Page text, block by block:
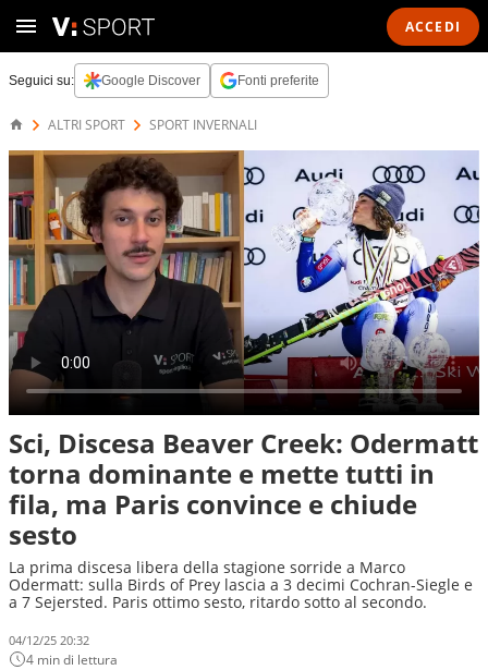
ACCEDI
Seguici su: Google Discover Fonti preferite
ALTRI SPORT SPORT INVERNALI
Sci, Discesa Beaver Creek: Odermatt
torna dominante e mette tutti in
fila, ma Paris convince e chiude
sesto
La prima discesa libera della stagione sorride a Marco
Odermatt: sulla Birds of Prey lascia a 3 decimi Cochran-Siegle e
a 7 Sejersted. Paris ottimo sesto, ritardo sotto al secondo.
04/12/25 20:32
4 min di lettura